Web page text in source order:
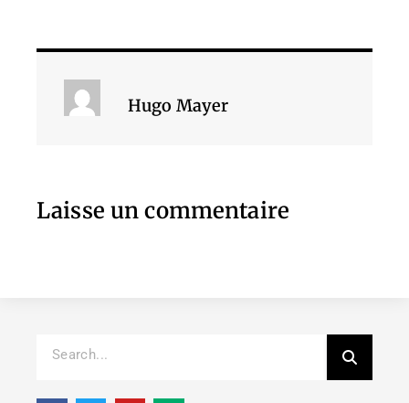
Hugo Mayer
Laisse un commentaire